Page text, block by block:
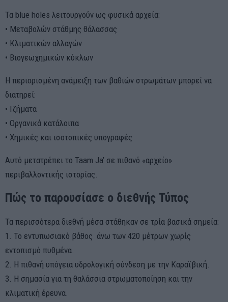
Τα blue holes λειτουργούν ως φυσικά αρχεία:
• Μεταβολών στάθμης θάλασσας
• Κλιματικών αλλαγών
• Βιογεωχημικών κύκλων
Η περιορισμένη ανάμειξη των βαθιών στρωμάτων μπορεί να
διατηρεί:
• Ιζήματα
• Οργανικά κατάλοιπα
• Χημικές και ισοτοπικές υπογραφές
Αυτό μετατρέπει το Taam Ja’ σε πιθανό «αρχείο»
περιβαλλοντικής ιστορίας.
Πώς το παρουσίασε ο διεθνής Τύπος
Τα περισσότερα διεθνή μέσα στάθηκαν σε τρία βασικά σημεία:
1. Το εντυπωσιακό βάθος άνω των 420 μέτρων χωρίς
εντοπισμό πυθμένα.
2. Η πιθανή υπόγεια υδρολογική σύνδεση με την Καραϊβική.
3. Η σημασία για τη θαλάσσια στρωματοποίηση και την
κλιματική έρευνα.